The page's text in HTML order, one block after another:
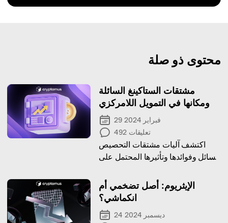
محتوى ذو صلة
مشتقات الستاكينغ السائلة
ومكانها في التمويل اللامركزي
29 فبراير 2024
492 تعليقات
اكتشف آليات مشتقات التحصيص
السائل وفوائدها وتأثيرها المحتمل على
الإيثريوم: أصل تضخمي أم
انكماشي؟
24 ديسمبر 2024